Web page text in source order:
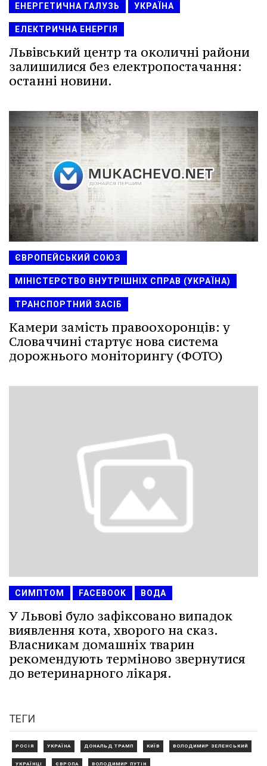
ЕНЕРГЕТИЧНА ГАЛУЗЬ УКРАЇНА
ЕЛЕКТРИЧНА ЕНЕРГІЯ
Львівський центр та околичні райони
залишилися без електропостачання:
останні новини.
ЄВРОПЕЙСЬКИЙ СОЮЗ
МІНІСТЕРСТВО ВНУТРІШНІХ СПРАВ (УКРАЇНА)
ТРАНСПОРТНИЙ ЗАСІБ
Камери замість правоохоронців: у
Словаччині стартує нова система
дорожнього моніторингу (ФОТО)
СИМПТОМ FACEBOOK ВОДА
У Львові було зафіксовано випадок
виявлення кота, хворого на сказ.
Власникам домашніх тварин
рекомендують терміново звернутися
до ветеринарного лікаря.
ТЕГИ
РОСІЯ УКРАЇНА ДОНАЛЬД ТРАМП КИЇВ ВОЛОДИМИР ЗЕЛЕНСЬКИЙ
УКРАЇНЦІ ЄВРОПА ВОЛОДИМИР ПУТІН